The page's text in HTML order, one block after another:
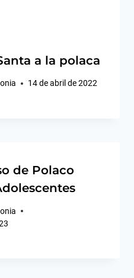
a la polaca
14 de abril de 2022
de Polaco